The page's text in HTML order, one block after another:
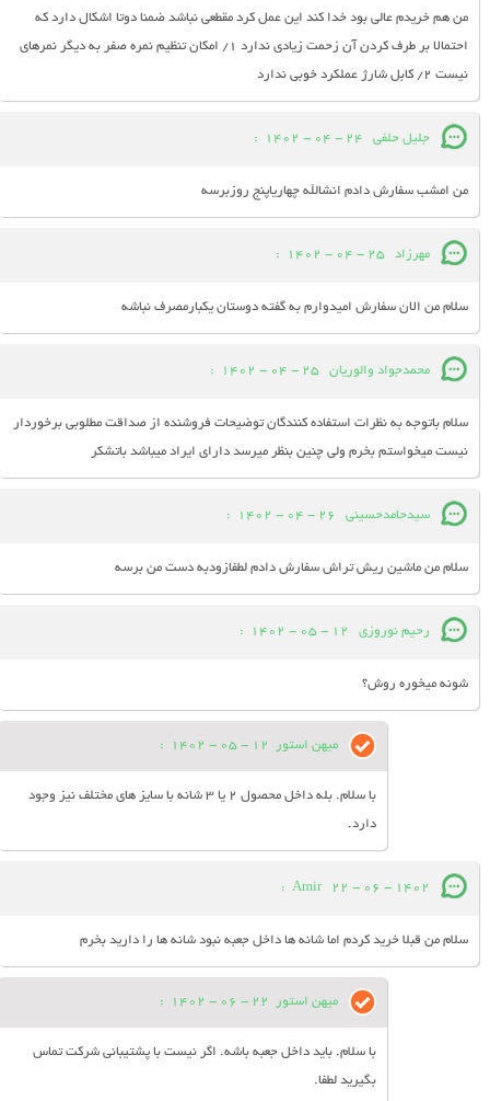
من هم خریدم عالی بود خدا کند این عمل کرد مقطعی نباشد ضمنا دوتا اشکال دارد که
احتمالا بر طرف کردن آن زحمت زیادی ندارد ۱/ امکان تنظیم نمره صفر به دیگر نمرهای
نیست ۲/ کابل شارژ عملکرد خوبی ندارد
جلیل حلفی 24 - 04 - 1402
:
من امشب سفارش دادم انشالله چهاریاپنج روزبرسه
مهرزاد 25 - 04 - 1402
:
سلام من الان سفارش امیدوارم به گفته دوستان یکبارمصرف نباشه
محمدجواد والوریان 25 - 04 - 1402
:
سلام باتوجه به نظرات استفاده کنندگان توضیحات فروشنده از صداقت مطلوبی برخوردار
نیست میخواستم بخرم ولی چنین بنظر میرسد دارای ایراد میباشد باتشکر
سیدحامدحسینی 26 - 04 - 1402
:
سلام من ماشین ریش تراش سفارش دادم لطفازودبه دست من برسه
رحیم نوروزی 12 - 05 - 1402
:
شونه میخوره روش؟
میهن استور 12 - 05 - 1402
:
با سلام. بله داخل محصول 2 یا 3 شانه با سایز های مختلف نیز وجود
دارد.
Amir 22 - 06 - 1402
:
سلام من قبلا خرید کردم اما شانه ها داخل جعبه نبود شانه ها را دارید بخرم
میهن استور 22 - 06 - 1402
:
با سلام. باید داخل جعبه باشه. اگر نیست با پشتیبانی شرکت تماس
بگیرید لطفا.